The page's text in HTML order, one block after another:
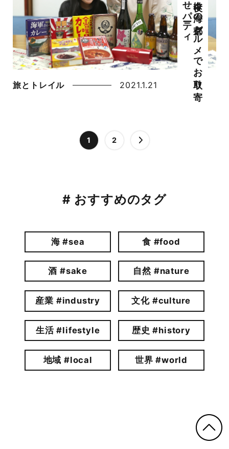
今夜は
海の
京都グ
ル
メ
で
お
取り
寄
せ
パ
ーテ
ィ
旅とトレイル 2021.1.21
1 2
# おすすめのタグ
海 #sea 食 #food
酒 #sake 自然 #nature
産業 #industry 文化 #culture
生活 #lifestyle 歴史 #history
地域 #local 世界 #world